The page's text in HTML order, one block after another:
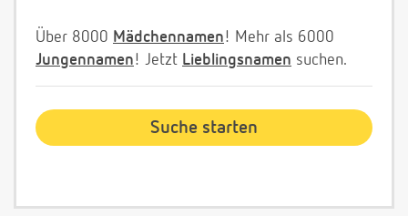
Über 8000 Mädchennamen! Mehr als 6000
Jungennamen! Jetzt Lieblingsnamen suchen.